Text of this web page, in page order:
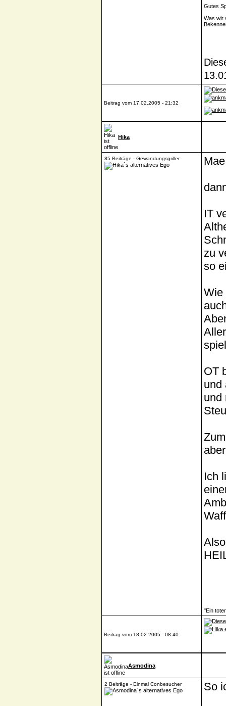
Gutes
Was wir
Beitrag vom 17.02.2005 - 21:32
Hika
85 Beiträge - Gewandungsgriller
IT
zu
so
Wie
OT
und
und
Ich
"Ein
Beitrag vom 18.02.2005 - 08:40
Asmodina
2 Beiträge - Einmal Conbesucher So